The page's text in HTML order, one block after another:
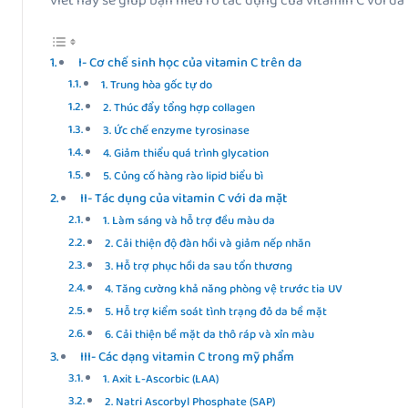
I- Cơ chế sinh học của vitamin C trên da
1. Trung hòa gốc tự do
2. Thúc đẩy tổng hợp collagen
3. Ức chế enzyme tyrosinase
4. Giảm thiểu quá trình glycation
5. Củng cố hàng rào lipid biểu bì
II- Tác dụng của vitamin C với da mặt
1. Làm sáng và hỗ trợ đều màu da
2. Cải thiện độ đàn hồi và giảm nếp nhăn
3. Hỗ trợ phục hồi da sau tổn thương
4. Tăng cường khả năng phòng vệ trước tia UV
5. Hỗ trợ kiểm soát tình trạng đỏ da bề mặt
6. Cải thiện bề mặt da thô ráp và xỉn màu
III- Các dạng vitamin C trong mỹ phẩm
1. Axit L-Ascorbic (LAA)
2. Natri Ascorbyl Phosphate (SAP)